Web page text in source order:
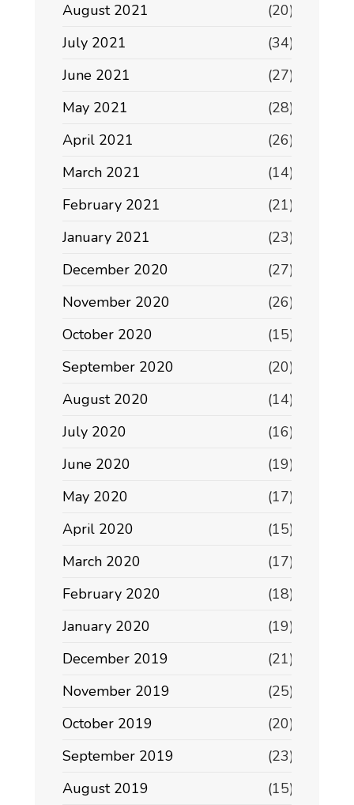
August 2021
(20)
July 2021
(34)
June 2021
(27)
May 2021
(28)
April 2021
(26)
March 2021
(14)
February 2021
(21)
January 2021
(23)
December 2020
(27)
November 2020
(26)
October 2020
(15)
September 2020
(20)
August 2020
(14)
July 2020
(16)
June 2020
(19)
May 2020
(17)
April 2020
(15)
March 2020
(17)
February 2020
(18)
January 2020
(19)
December 2019
(21)
November 2019
(25)
October 2019
(20)
September 2019
(23)
August 2019
(15)